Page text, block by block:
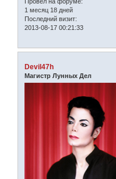
1 месяц 18 дней
Последний визит:
2013-08-17 00:21:33
Devil47h
Магистр Лунных Дел